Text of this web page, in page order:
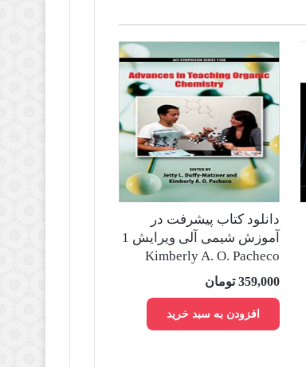
دانلود کتاب پیشرفت در
آموزش شیمی آلی ویرایش 1
Kimberly A. O. Pacheco
359,000 تومان
افزودن به سبد خرید